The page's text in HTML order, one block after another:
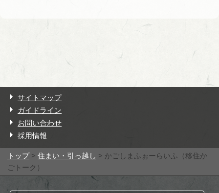
サイトマップ
ガイドライン
お問い合わせ
採用情報
トップ> 住まい・引っ越し > かごしまふぉーらいふ（移住か
ごトーク）